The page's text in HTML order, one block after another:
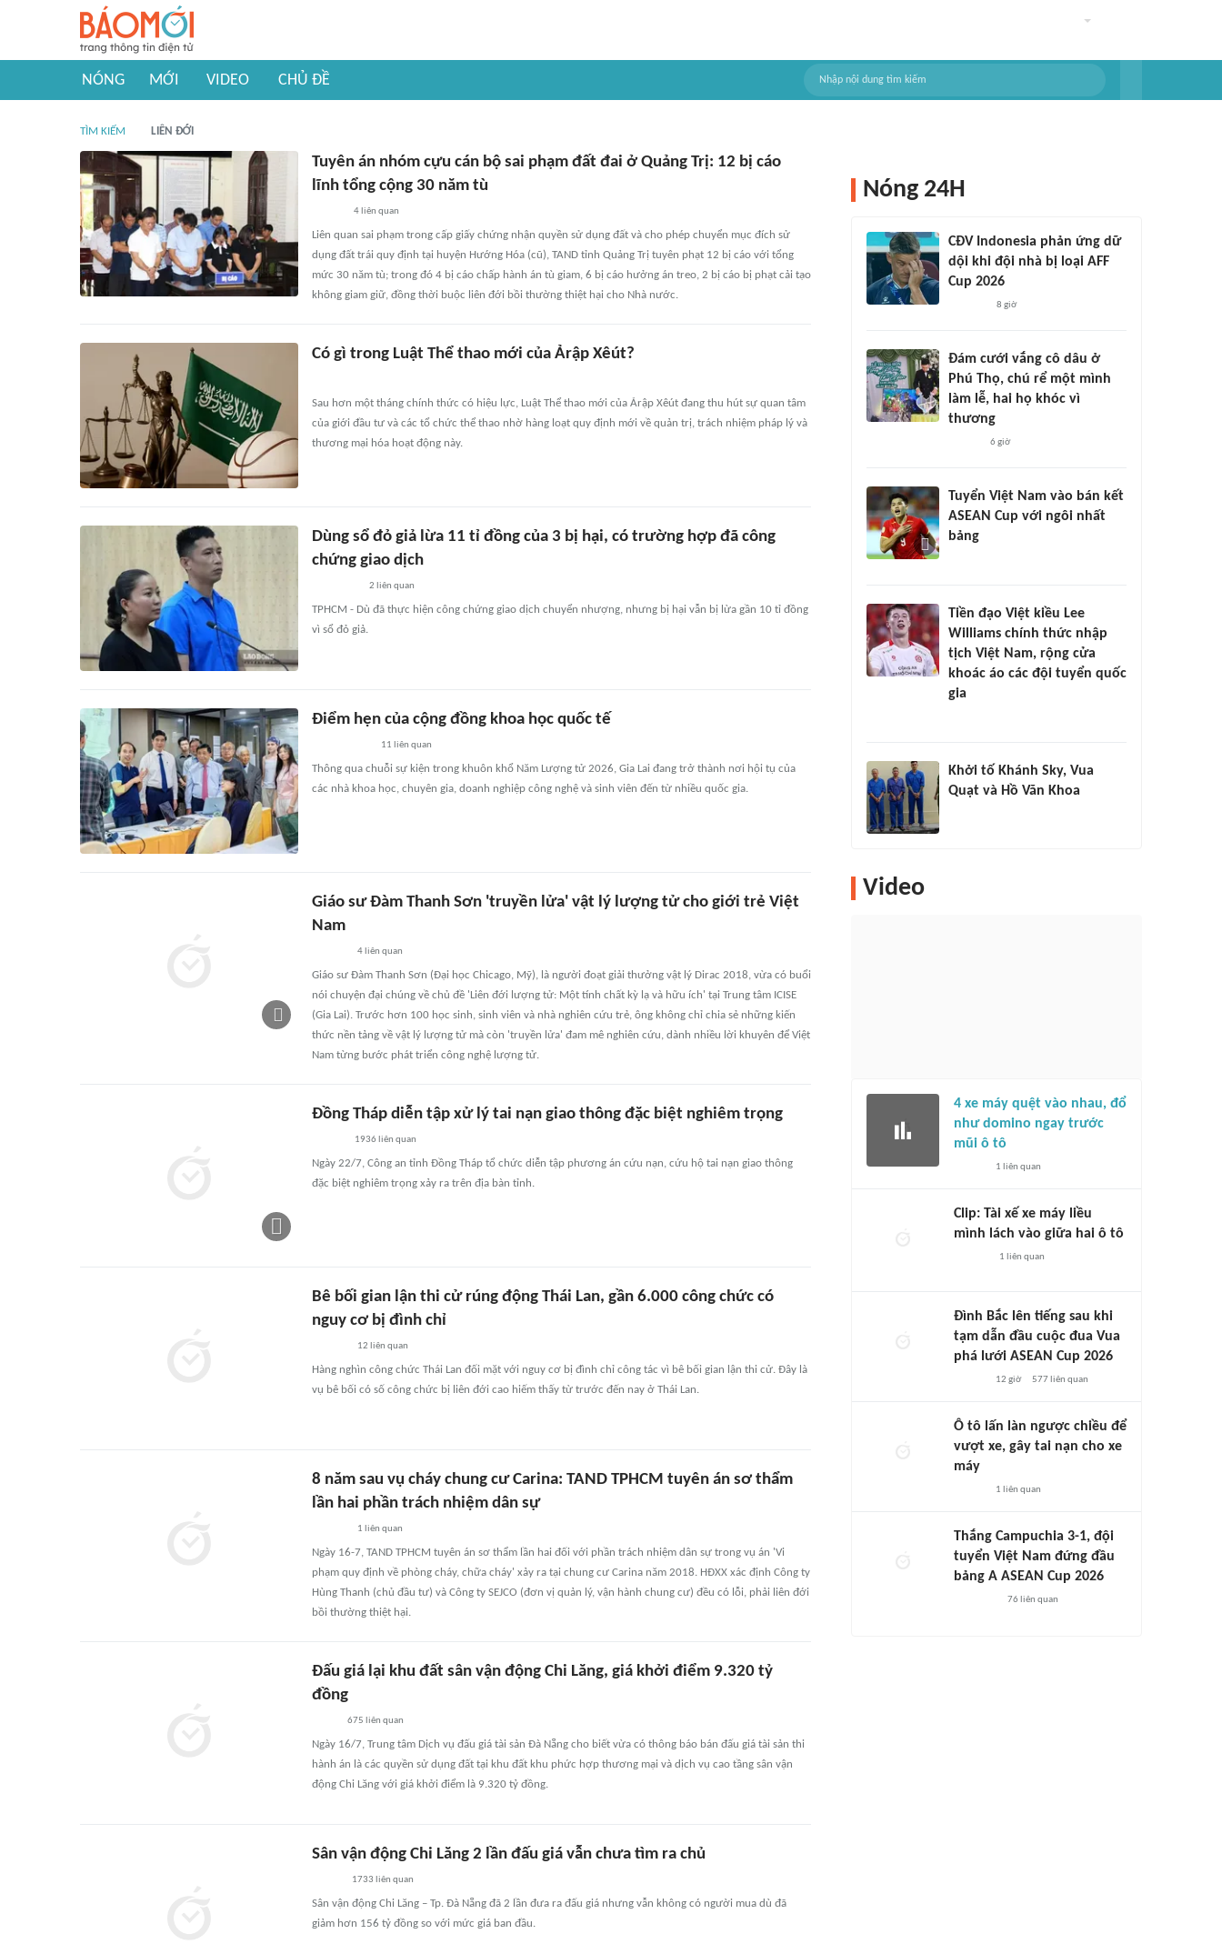
NÓNG MỚI VIDEO CHỦ ĐỀ
TÌM KIẾM LIÊN ĐỚI
Tuyên án nhóm cựu cán bộ sai phạm đất đai ở Quảng Trị: 12 bị cáo
lĩnh tổng cộng 30 năm tù
4liên quan
Liên quan sai phạm trong cấp giấy chứng nhận quyền sử dụng đất và cho phép chuyển mục đích sử
dụng đất trái quy định tại huyện Hướng Hóa (cũ), TAND tỉnh Quảng Trị tuyên phạt 12 bị cáo với tổng
mức 30 năm tù; trong đó 4 bị cáo chấp hành án tù giam, 6 bị cáo hưởng án treo, 2 bị cáo bị phạt cải tạo
không giam giữ, đồng thời buộc liên đới bồi thường thiệt hại cho Nhà nước.
Có gì trong Luật Thể thao mới của Ảrập Xêút?
Sau hơn một tháng chính thức có hiệu lực, Luật Thể thao mới của Ảrập Xêút đang thu hút sự quan tâm
của giới đầu tư và các tổ chức thể thao nhờ hàng loạt quy định mới về quản trị, trách nhiệm pháp lý và
thương mại hóa hoạt động này.
Dùng sổ đỏ giả lừa 11 tỉ đồng của 3 bị hại, có trường hợp đã công
chứng giao dịch
2 liên quan
TPHCM - Dù đã thực hiện công chứng giao dịch chuyển nhượng, nhưng bị hại vẫn bị lừa gần 10 tỉ đồng
vì sổ đỏ giả.
Điểm hẹn của cộng đồng khoa học quốc tế
11 liên quan
Thông qua chuỗi sự kiện trong khuôn khổ Năm Lượng tử 2026, Gia Lai đang trở thành nơi hội tụ của
các nhà khoa học, chuyên gia, doanh nghiệp công nghệ và sinh viên đến từ nhiều quốc gia.
Giáo sư Đàm Thanh Sơn 'truyền lửa' vật lý lượng tử cho giới trẻ Việt
Nam
4 liên quan
Giáo sư Đàm Thanh Sơn (Đại học Chicago, Mỹ), là người đoạt giải thưởng vật lý Dirac 2018, vừa có buổi
nói chuyện đại chúng về chủ đề 'Liên đới lượng tử: Một tính chất kỳ lạ và hữu ích' tại Trung tâm ICISE
(Gia Lai). Trước hơn 100 học sinh, sinh viên và nhà nghiên cứu trẻ, ông không chỉ chia sẻ những kiến
thức nền tảng về vật lý lượng tử mà còn 'truyền lửa' đam mê nghiên cứu, dành nhiều lời khuyên để Việt
Nam từng bước phát triển công nghệ lượng tử.
Đồng Tháp diễn tập xử lý tai nạn giao thông đặc biệt nghiêm trọng
1936 liên quan
Ngày 22/7, Công an tỉnh Đồng Tháp tổ chức diễn tập phương án cứu nạn, cứu hộ tai nạn giao thông
đặc biệt nghiêm trọng xảy ra trên địa bàn tỉnh.
Bê bối gian lận thi cử rúng động Thái Lan, gần 6.000 công chức có
nguy cơ bị đình chỉ
12 liên quan
Hàng nghìn công chức Thái Lan đối mặt với nguy cơ bị đình chỉ công tác vì bê bối gian lận thi cử. Đây là
vụ bê bối có số công chức bị liên đới cao hiếm thấy từ trước đến nay ở Thái Lan.
8 năm sau vụ cháy chung cư Carina: TAND TPHCM tuyên án sơ thẩm
lần hai phần trách nhiệm dân sự
1 liên quan
Ngày 16-7, TAND TPHCM tuyên án sơ thẩm lần hai đối với phần trách nhiệm dân sự trong vụ án 'Vi
phạm quy định về phòng cháy, chữa cháy' xảy ra tại chung cư Carina năm 2018. HĐXX xác định Công ty
Hùng Thanh (chủ đầu tư) và Công ty SEJCO (đơn vị quản lý, vận hành chung cư) đều có lỗi, phải liên đới
bồi thường thiệt hại.
Đấu giá lại khu đất sân vận động Chi Lăng, giá khởi điểm 9.320 tỷ
đồng
675 liên quan
Ngày 16/7, Trung tâm Dịch vụ đấu giá tài sản Đà Nẵng cho biết vừa có thông báo bán đấu giá tài sản thi
hành án là các quyền sử dụng đất tại khu đất khu phức hợp thương mại và dịch vụ cao tầng sân vận
động Chi Lăng với giá khởi điểm là 9.320 tỷ đồng.
Sân vận động Chi Lăng 2 lần đấu giá vẫn chưa tìm ra chủ
1733 liên quan
Sân vận động Chi Lăng – Tp. Đà Nẵng đã 2 lần đưa ra đấu giá nhưng vẫn không có người mua dù đã
giảm hơn 156 tỷ đồng so với mức giá ban đầu.
Nóng 24H
CĐV Indonesia phản ứng dữ
dội khi đội nhà bị loại AFF
Cup 2026
8 giờ
Đám cưới vắng cô dâu ở
Phú Thọ, chú rể một mình
làm lễ, hai họ khóc vì
thương
6 giờ
Tuyển Việt Nam vào bán kết
ASEAN Cup với ngôi nhất
bảng
Tiền đạo Việt kiều Lee
Williams chính thức nhập
tịch Việt Nam, rộng cửa
khoác áo các đội tuyển quốc
gia
Khởi tố Khánh Sky, Vua
Quạt và Hồ Văn Khoa
Video
4 xe máy quệt vào nhau, đổ
như domino ngay trước
mũi ô tô
1 liên quan
Clip: Tài xế xe máy liều
mình lách vào giữa hai ô tô
1 liên quan
Đình Bắc lên tiếng sau khi
tạm dẫn đầu cuộc đua Vua
phá lưới ASEAN Cup 2026
12 giờ 577liên quan
Ô tô lấn làn ngược chiều để
vượt xe, gây tai nạn cho xe
máy
1 liên quan
Thắng Campuchia 3-1, đội
tuyển Việt Nam đứng đầu
bảng A ASEAN Cup 2026
76 liên quan